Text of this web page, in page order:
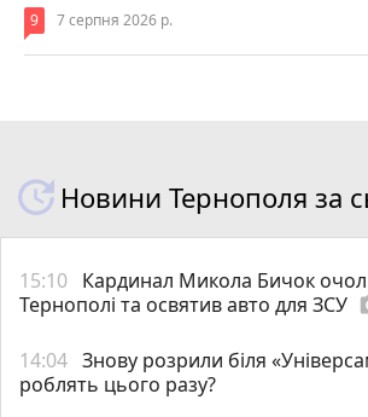
9 7 серпня 2026 р.
Новини Тернополя за
15:10 Кардинал Микола Бичок
Тернополі та освятив авто для ЗСУ
14:04 Знову розрили біля
роблять цього разу?